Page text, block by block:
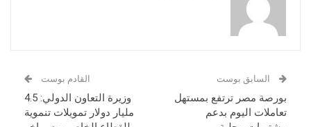
السابق بوست
بورصة مصر ترتفع بمستهل
تعاملات اليوم بدعم
القادم بوست
وزيرة التعاون الدولي: 4.5
مليار دولار تمويلات تنموية